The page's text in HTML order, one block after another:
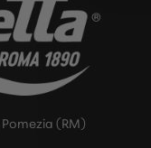
(RM)